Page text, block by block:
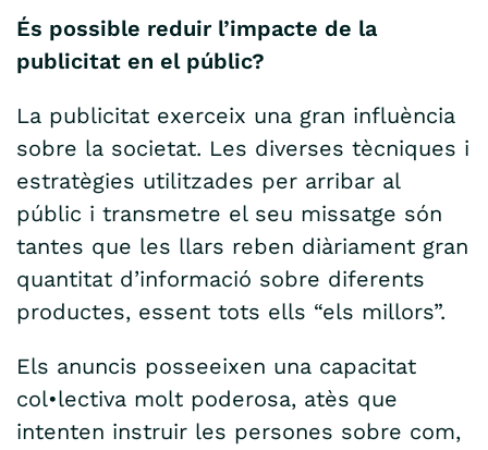
És possible reduir l’impacte de la
publicitat en el públic?
La publicitat exerceix una gran influència
sobre la societat. Les diverses tècniques i
estratègies utilitzades per arribar al
públic i transmetre el seu missatge són
tantes que les llars reben diàriament gran
quantitat d’informació sobre diferents
productes, essent tots ells “els millors”.
Els anuncis posseeixen una capacitat
col•lectiva molt poderosa, atès que
intenten instruir les persones sobre com,